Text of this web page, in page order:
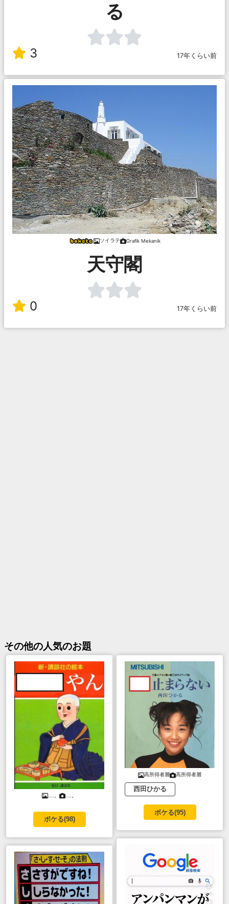
る
3 17年くらい前
ソイラテ Grafik Mekanik
天守閣
0 17年くらい前
その他の人気のお題
ボケる(98)
高所得者層 高所得者層
西田ひかる
ボケる(95)